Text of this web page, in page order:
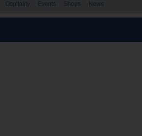
Ospitality Events Shops News